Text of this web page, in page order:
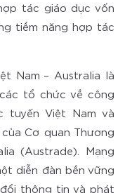
tác giáo dục vốn
tiềm năng hợp tác
Nam – Australia là
tổ chức về công
tuyến Việt Nam và
Cơ quan Thương
(Austrade). Mạng
diễn đàn bền vững
thông tin và phát